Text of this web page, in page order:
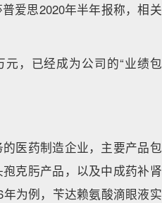
爱思2020年半年报称，相关
，已经成为公司的“业绩包
医药制造企业，主要产品包
克肟产品，以及中成药补肾
为例，苄达赖氨酸滴眼液实